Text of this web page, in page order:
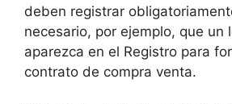
deben registrar
necesario, por ejemplo, que un
aparezca en el Registro para
contrato de compra venta.